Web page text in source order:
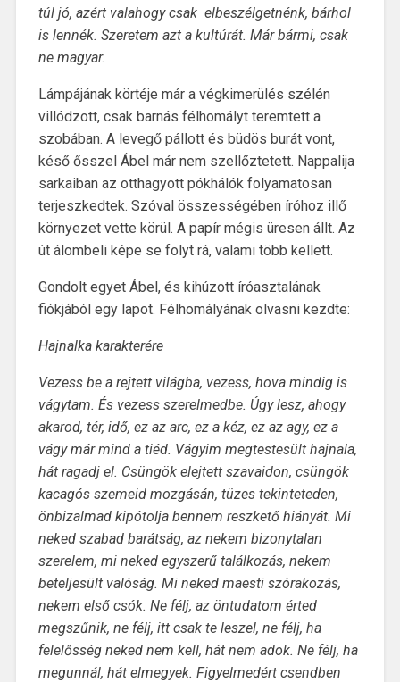
túl jó, azért valahogy csak elbeszélgetnénk, bárhol
is lennék. Szeretem azt a kultúrát. Már bármi, csak
ne magyar.
Lámpájának körtéje már a végkimerülés szélén
villódzott, csak barnás félhomályt teremtett a
szobában. A levegő pállott és büdös burát vont,
késő ősszel Ábel már nem szellőztetett. Nappalija
sarkaiban az otthagyott pókhálók folyamatosan
terjeszkedtek. Szóval összességében íróhoz illő
környezet vette körül. A papír mégis üresen állt. Az
út álombeli képe se folyt rá, valami több kellett.
Gondolt egyet Ábel, és kihúzott íróasztalának
fiókjából egy lapot. Félhomályának olvasni kezdte:
Hajnalka karakterére
Vezess be a rejtett világba, vezess, hova mindig is
vágytam. És vezess szerelmedbe. Úgy lesz, ahogy
akarod, tér, idő, ez az arc, ez a kéz, ez az agy, ez a
vágy már mind a tiéd. Vágyim megtestesült hajnala,
hát ragadj el. Csüngök elejtett szavaidon, csüngök
kacagós szemeid mozgásán, tüzes tekinteteden,
önbizalmad kipótolja bennem reszkető hiányát. Mi
neked szabad barátság, az nekem bizonytalan
szerelem, mi neked egyszerű találkozás, nekem
beteljesült valóság. Mi neked maesti szórakozás,
nekem első csók. Ne félj, az öntudatom érted
megszűnik, ne félj, itt csak te leszel, ne félj, ha
felelősség neked nem kell, hát nem adok. Ne félj, ha
megunnál, hát elmegyek. Figyelmedért csendben